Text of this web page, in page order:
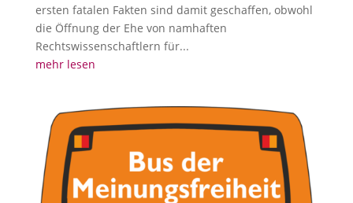
ersten fatalen Fakten sind damit geschaffen, obwohl
die Öffnung der Ehe von namhaften
Rechtswissenschaftlern für...
mehr lesen